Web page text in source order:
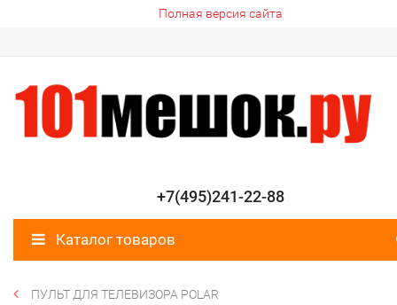
Полная версия сайта
+7(495)241-22-88
Каталог товаров
ПУЛЬТ ДЛЯ ТЕЛЕВИЗОРА POLAR